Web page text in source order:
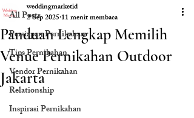
All Posts
Persiapan Pernikahan
Tips Pernikahan
Vendor Pernikahan
Relationship
Inspirasi Pernikahan
Panduan Lengkap Memilih
Venue Pernikahan Outdoor
Jakarta
weddingmarketid
2 Sep 202511 menit membaca